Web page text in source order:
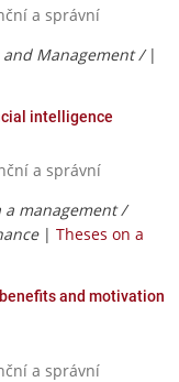
a správní
and Management / |
intelligence
a správní
a management /
| Theses on a
and motivation
a správní